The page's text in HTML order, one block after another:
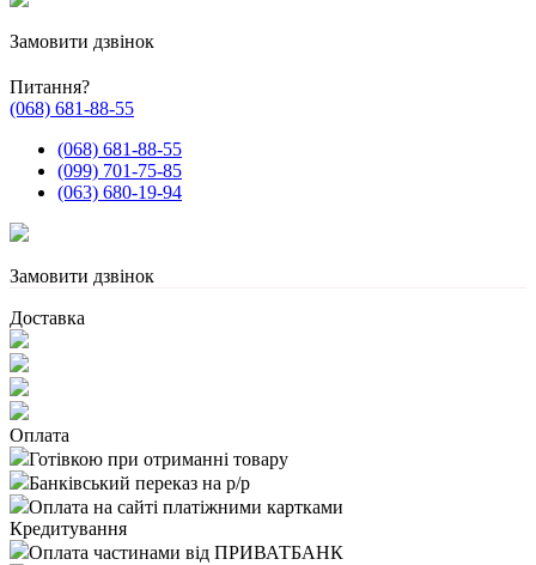
Замовити дзвінок
Питання?
(068) 681-88-55
(068) 681-88-55
(099) 701-75-85
(063) 680-19-94
Замовити дзвінок
Доставка
Оплата
Готівкою при отриманні товару
Банківський переказ на р/р
Оплата на сайті платіжними картками
Кредитування
Оплата частинами від ПРИВАТБАНК